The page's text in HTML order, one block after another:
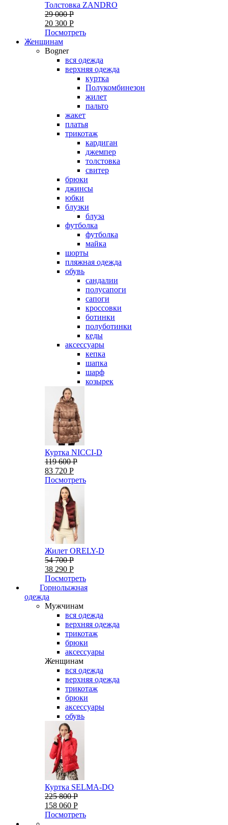
Толстовка ZANDRO
29 000 Р
20 300 Р
Посмотреть
Женщинам
Bogner
вся одежда
верхняя одежда
куртка
Полукомбинезон
жилет
пальто
жакет
платья
трикотаж
кардиган
джемпер
толстовка
свитер
брюки
джинсы
юбки
блузки
блуза
футболка
футболка
майка
шорты
пляжная одежда
oбувь
сандалии
полусапоги
сапоги
кроссовки
ботинки
полуботинки
кеды
аксессуары
кепка
шапка
шарф
козырек
Куртка NICCI-D
119 600 Р
83 720 Р
Посмотреть
Жилет ORELY-D
54 700 Р
38 290 Р
Посмотреть
Горнолыжная
одежда
Мужчинам
вся одежда
верхняя одежда
трикотаж
брюки
аксессуары
Женщинам
вся одежда
верхняя одежда
трикотаж
брюки
аксессуары
обувь
Куртка SELMA-DO
225 800 Р
158 060 Р
Посмотреть